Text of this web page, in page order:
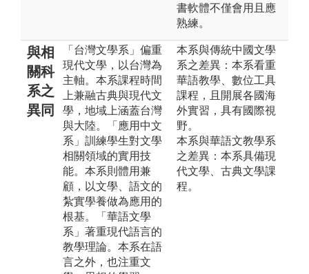
書軟體不僅會用且應
熟練。
與相
關科
系之
異同
「台灣文學系」偏重
現代文學，以台灣為
主軸。本系課程時間
上兼融古典與現代文
學，地域上涵蓋台灣
與大陸。「應用中文
系」訓練學生對文學
相關領域的實用技
能。本系則體用兼
顧，以文學、語文的
紮實學養做為應用的
根基。「華語文學
系」著重現代語言的
教學理論。本系在語
言之外，也注重文
本系與傳統中國文學
系之差異：本系看重
華語教學、數位工具
課程，且開展各國海
外實習，具有國際視
野。
本系與華語文教學系
之差異：本系具備現
代文學、古典文學課
程。